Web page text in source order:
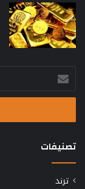
أدخل
بريدك
الإلكتروني
تصنيفات
ترند